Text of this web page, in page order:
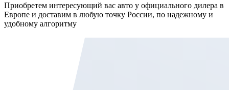
Приобретем интересующий вас авто у официального дилера в
Европе и доставим в любую точку России, по надежному и
удобному алгоритму